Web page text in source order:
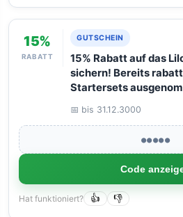
15%
RABATT
GUTSCHEIN
15% Rabatt auf das
sichern! Bereits
Startersets
📅 bis 31.12.3000
●●●●●
Code
Hat funktioniert? 👍 👎